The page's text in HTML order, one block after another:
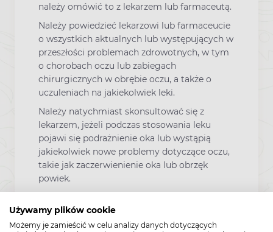
Używamy plików cookie
Możemy je zamieścić w celu analizy danych dotyczących
należy omówić to z lekarzem lub farmaceutą.
Należy powiedzieć lekarzowi lub farmaceucie
o wszystkich aktualnych lub występujących w
przeszłości problemach zdrowotnych, w tym
o chorobach oczu lub zabiegach
chirurgicznych w obrębie oczu, a także o
uczuleniach na jakiekolwiek leki.
Należy natychmiast skonsultować się z
lekarzem, jeżeli podczas stosowania leku
pojawi się podrażnienie oka lub wystąpią
jakiekolwiek nowe problemy dotyczące oczu,
takie jak zaczerwienienie oka lub obrzęk
powiek.
natychmiast skonsultować się z lekarzem,
jeżeli pacjent podejrzewa, że Nodom